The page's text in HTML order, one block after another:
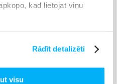
kad lietojat viņu
Rādīt detalizēti
visu
€)